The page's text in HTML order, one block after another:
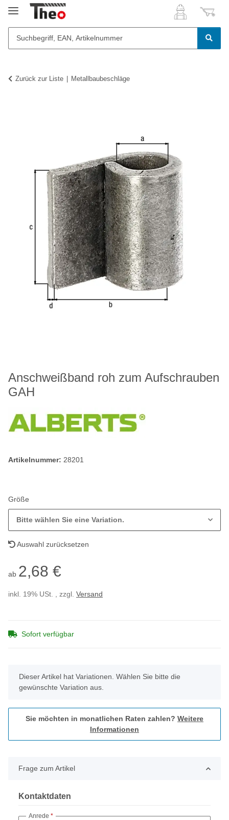
Zurück zur Liste Metallbaubeschläge
Anschweißband roh zum Aufschrauben
GAH
Artikelnummer: 28201
Größe
Bitte wählen Sie eine Variation.
Auswahl zurücksetzen
ab 2,68 €
inkl. 19% USt. , zzgl. Versand
Sofort verfügbar
x
Dieser Artikel hat Variationen. Wählen Sie bitte die
gewünschte Variation aus.
Sie möchten in monatlichen Raten zahlen? Weitere
Informationen
Frage zum Artikel
Kontaktdaten
Anrede